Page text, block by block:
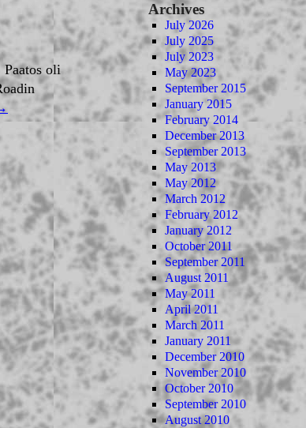
oli
Archives
July 2026
July 2025
July 2023
May 2023
September 2015
January 2015
February 2014
December 2013
September 2013
May 2013
May 2012
March 2012
February 2012
January 2012
October 2011
September 2011
August 2011
May 2011
April 2011
March 2011
January 2011
December 2010
November 2010
October 2010
September 2010
August 2010